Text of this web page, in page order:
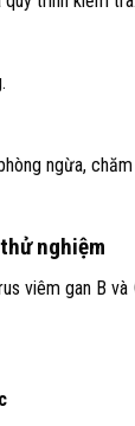
ngừa,
nghiệm
viêm gan B